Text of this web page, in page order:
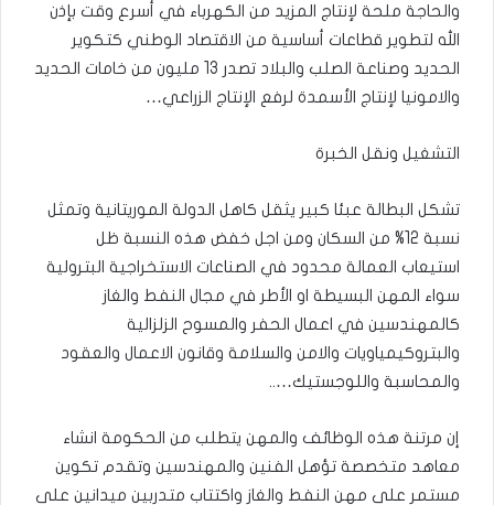
والحاجة ملحة لإنتاج المزيد من الكهرباء في أسرع وقت بإذن
الله لتطوير قطاعات أساسية من الاقتصاد الوطني كتكوير
الحديد وصناعة الصلب والبلاد تصدر 13 مليون من خامات الحديد
والامونيا لإنتاج الأسمدة لرفع الإنتاج الزراعي…
التشغيل ونقل الخبرة
تشكل البطالة عبئا كبير يثقل كاهل الدولة الموريتانية وتمثل
نسبة 12% من السكان ومن اجل خفض هذه النسبة ظل
استيعاب العمالة محدود في الصناعات الاستخراجية البترولية
سواء المهن البسيطة او الأطر في مجال النفط والغاز
كالمهندسين في اعمال الحفر والمسوح الزلزالية
والبتروكيمياويات والامن والسلامة وقانون الاعمال والعقود
والمحاسبة واللوجستيك…..
إن مرتنة هذه الوظائف والمهن يتطلب من الحكومة انشاء
معاهد متخصصة تؤهل الفنين والمهندسين وتقدم تكوين
مستمر على مهن النفط والغاز واكتتاب متدربين ميدانين على